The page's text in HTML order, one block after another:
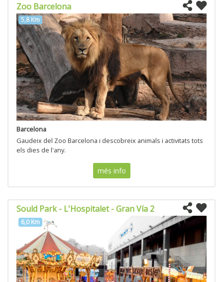
Zoo Barcelona
5,8 Km
Barcelona
Gaudeix del Zoo Barcelona i descobreix animals i activitats tots
els dies de l'any.
més info
Sould Park - L'Hospitalet - Gran Vía 2
6,0 Km